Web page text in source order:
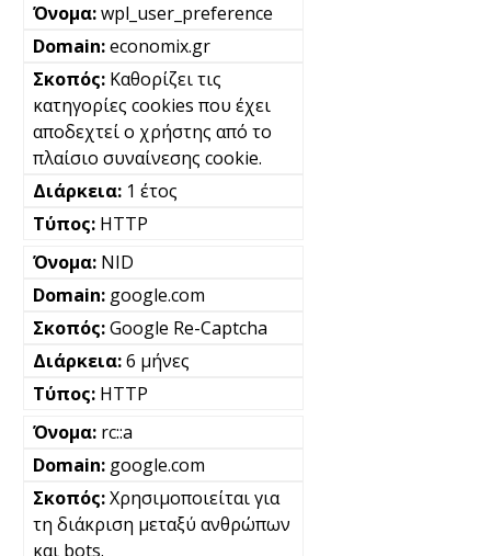
wpl_user_preference
economix.gr
Καθορίζει τις
κατηγορίες cookies που έχει
αποδεχτεί ο χρήστης από το
πλαίσιο συναίνεσης cookie.
1 έτος
HTTP
NID
google.com
Google Re-Captcha
6 μήνες
HTTP
rc::a
google.com
Χρησιμοποιείται για
τη διάκριση μεταξύ ανθρώπων
και bots.